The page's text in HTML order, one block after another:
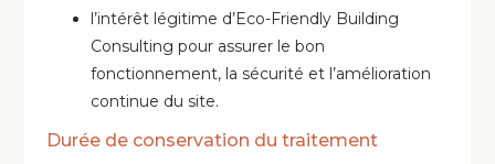
l’intérêt légitime d’Eco-Friendly Building
Consulting pour assurer le bon
fonctionnement, la sécurité et l’amélioration
continue du site.
Durée de conservation du traitement